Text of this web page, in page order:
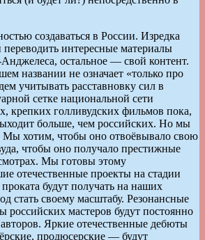
создаваться в России. Изредка
переводить интересные материалы
остальное — свой контент.
названии не означает «только про
учитывать расставновку сил в
сетке национальной сети
крепких голливудских фильмов пока,
больше, чем российских. Но мы
Мы хотим, чтобы оно отвоёвывало свою
чтобы оно получало престижные
Мы готовы этому
отечественные проекты на стадии
будут получать на наших
стать своему масштабу. Резонансные
российских мастеров будут постоянно
Яркие отечественные дебюты
продюсерские — будут